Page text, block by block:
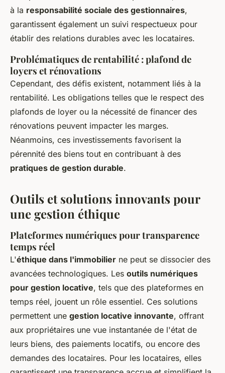
à la responsabilité sociale des gestionnaires,
garantissent également un suivi respectueux pour
établir des relations durables avec les locataires.
Problématiques de rentabilité : plafond de
loyers et rénovations
Cependant, des défis existent, notamment liés à la
rentabilité. Les obligations telles que le respect des
plafonds de loyer ou la nécessité de financer des
rénovations peuvent impacter les marges.
Néanmoins, ces investissements favorisent la
pérennité des biens tout en contribuant à des
pratiques de gestion durable.
Outils et solutions innovants pour
une gestion éthique
Plateformes numériques pour transparence
temps réel
L'éthique dans l'immobilier ne peut se dissocier des
avancées technologiques. Les outils numériques
pour gestion locative, tels que des plateformes en
temps réel, jouent un rôle essentiel. Ces solutions
permettent une gestion locative innovante, offrant
aux propriétaires une vue instantanée de l'état de
leurs biens, des paiements locatifs, ou encore des
demandes des locataires. Pour les locataires, elles